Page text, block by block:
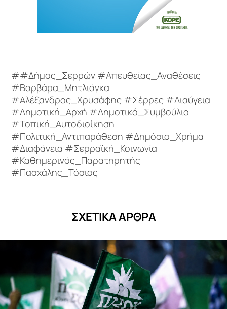
##Δήμος_Σερρών #Απευθείας_Αναθέσεις
#Βαρβάρα_Μητλιάγκα
#Αλέξανδρος_Χρυσάφης #Σέρρες #Διαύγεια
#Δημοτική_Αρχή #Δημοτικό_Συμβούλιο
#Τοπική_Αυτοδιοίκηση
#Πολιτική_Αντιπαράθεση #Δημόσιο_Χρήμα
#Διαφάνεια #Σερραϊκή_Κοινωνία
#Καθημερινός_Παρατηρητής
#Πασχάλης_Τόσιος
ΣΧΕΤΙΚΑ ΑΡΘΡΑ